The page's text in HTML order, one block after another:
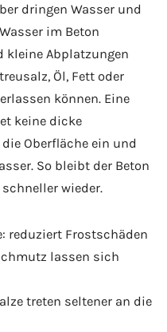
dringen Wasser und
im Beton
kleine Abplatzungen
Öl, Fett oder
können. Eine
keine dicke
Oberfläche ein und
So bleibt der Beton
wieder.
reduziert Frostschäden
lassen sich
treten seltener an die